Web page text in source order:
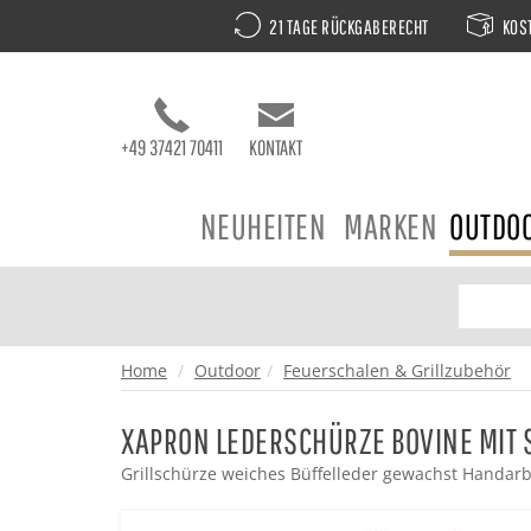
21 TAGE RÜCKGABERECHT
+49 37421 70411 KONTAKT
NEUHEITEN MARKEN
Home Outdoor Feuerschalen & Grillzubehör
XAPRON LEDERSCHÜRZE BOVINE MIT
Grillschürze weiches Büffelleder gewachst